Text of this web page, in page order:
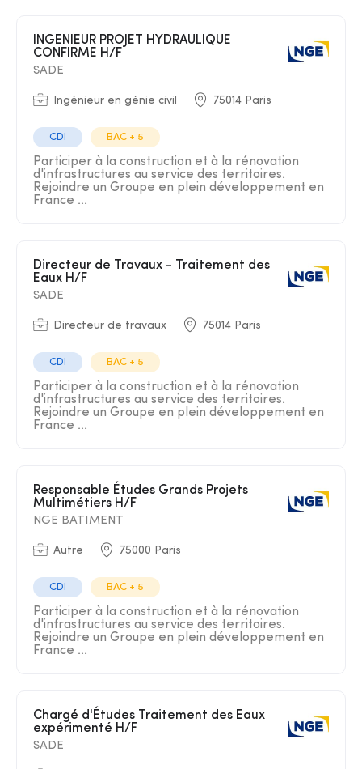
CONFIRME H/F
SADE
Ingénieur en génie civil 75014 Paris
CDI BAC + 5
Participer à la construction et à la rénovation
d'infrastructures au service des territoires.
Rejoindre un Groupe en plein développement en
France ...
Directeur de Travaux - Traitement des
Eaux H/F
SADE
Directeur de travaux 75014 Paris
CDI BAC + 5
Participer à la construction et à la rénovation
d'infrastructures au service des territoires.
Rejoindre un Groupe en plein développement en
France ...
Responsable Études Grands Projets
Multimétiers H/F
NGE BATIMENT
Autre 75000 Paris
CDI BAC + 5
Participer à la construction et à la rénovation
d'infrastructures au service des territoires.
Rejoindre un Groupe en plein développement en
France ...
Chargé d'Études Traitement des Eaux
expérimenté H/F
SADE